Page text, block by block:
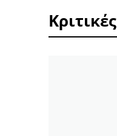
Κριτικές